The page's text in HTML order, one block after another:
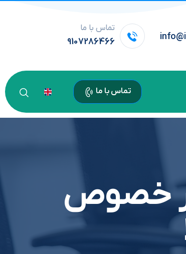
تماس با ما
9107286466
تماس با ما
در خصوص